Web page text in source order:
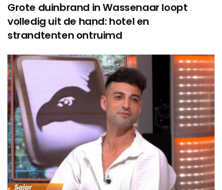
Grote duinbrand in Wassenaar loopt
volledig uit de hand: hotel en
strandtenten ontruimd